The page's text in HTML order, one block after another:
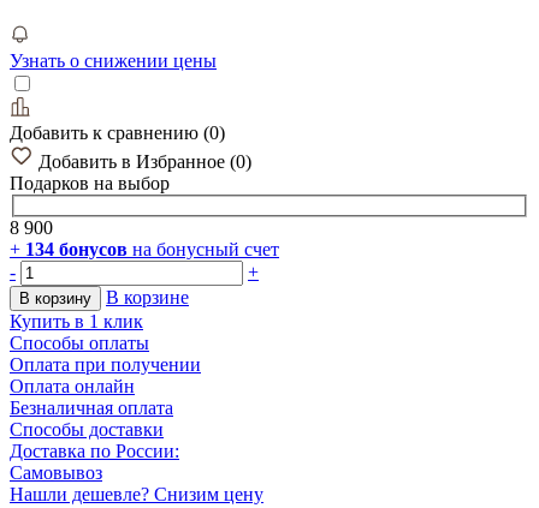
Узнать о снижении цены
Добавить к сравнению (0)
Добавить в Избранное (0)
Подарков на выбор
8 900
+ 134 бонусов на бонусный счет
-
+
В корзину
В корзине
Купить в 1 клик
Способы оплаты
Оплата при получении
Оплата онлайн
Безналичная оплата
Способы доставки
Доставка по России:
Самовывоз
Нашли дешевле? Снизим цену